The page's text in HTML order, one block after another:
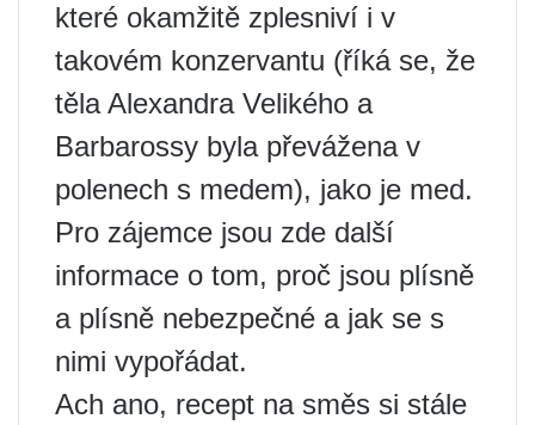
které okamžitě zplesniví i v
takovém konzervantu (říká se, že
těla Alexandra Velikého a
Barbarossy byla převážena v
polenech s medem), jako je med.
Pro zájemce jsou zde další
informace o tom, proč jsou plísně
a plísně nebezpečné a jak se s
nimi vypořádat.
Ach ano, recept na směs si stále